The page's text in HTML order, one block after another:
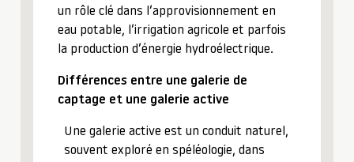
un rôle clé dans l’approvisionnement en
eau potable, l’irrigation agricole et parfois
la production d’énergie hydroélectrique.
Différences entre une galerie de
captage et une galerie active
Une galerie active est un conduit naturel,
souvent exploré en spéléologie, dans